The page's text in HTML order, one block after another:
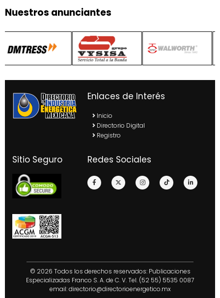
Nuestros anunciantes
Enlaces de Interés
Inicio
Directorio Digital
Registro
Sitio Seguro Redes Sociales
© 2026 Todos los derechos reservados: Publicaciones
Especializadas Franco S. A. de C. V. Tel. (52 55) 5535 0087
email:directorio@directorioenergetico.mx